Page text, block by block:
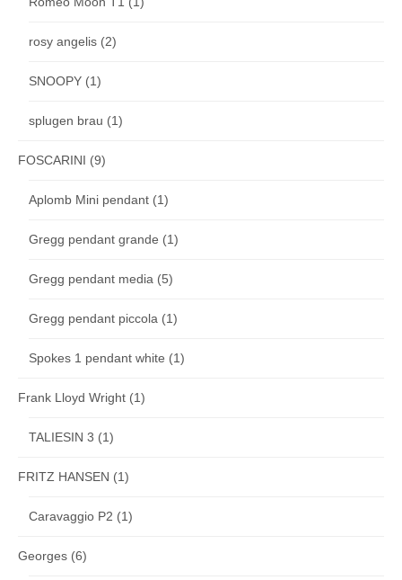
rosy angelis (2)
SNOOPY (1)
splugen brau (1)
FOSCARINI (9)
Aplomb Mini pendant (1)
Gregg pendant grande (1)
Gregg pendant media (5)
Gregg pendant piccola (1)
Spokes 1 pendant white (1)
Frank Lloyd Wright (1)
TALIESIN 3 (1)
FRITZ HANSEN (1)
Caravaggio P2 (1)
Georges (6)